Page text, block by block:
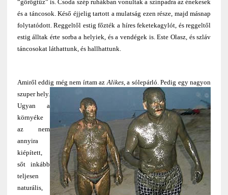
“görögtűz” is. Csoda szép ruhákban vonultak a színpadra az énekesek
és a táncosok. Késő éjjelig tartott a mulatság ezen része, majd másnap
folytatódott. Reggeltől estig főzték a híres feketekagylót, és reggeltől
estig álltak érte sorba a helyiek, és a vendégek is. Este Olasz, és szláv
táncosokat láthattunk, és hallhattunk.
Amiről eddig még nem írtam azAlikes, a sólepárló.Pedig egy nagyon
szuper hely.
Ugyan a
környéke
az nem
annyira
kiépített,
sőt inkább
teljesen
naturális,